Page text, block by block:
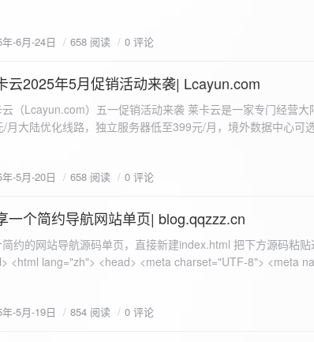
0; box-sizing: border-box; } /* 设置页面的字体和添加背景图片 */
/* 使用服务器上的路径 */ background-size: cover; /* 保证背景图片覆盖整个视窗 */ color:
} /* 容器样
在图片背景
*/ padding: 30px; border-radius: 8px; box-shadow: 0 4px 8px rgba(0, 0, 0, 0.1);
#f7f7f7; border: 1px solid #ccc; border-radius: 4px; font-size: 16px;
4px; cursor: pointer; transition: background-color 0.3s ease; }
4px; margin-top: 20px; overflow: hidden; }
color: #4caf50; width: 0; line-height: 30px; text-align: center;
background-color: #f9f9f9; font-size: 16px; color: #333; min-height: 40px; } /* 错误
信息样式 */ .result.success { border-color: #28a745; background-color: #e9f7e8; }
-6月-24日 658 阅读 0 评论
5-20
云2025年5月促销活动来袭| Lcayun.com
）五一促销活动来袭 莱卡云是一家专门经营大陆优化线路的服务商，云服务器低至
/月大陆优化线路，独立服务器低至399元/月，境外数据中心可
www.lcayun.com/actcloud.html
-5月-20日 658 阅读 0 评论
5-19
一个简约导航网站单页| blog.qqzzz.cn
content="双虹云博客。"> <meta name="author" content="导航网站"> <meta name="robots" content="index,follow"> <meta property="og:title" content="导航网站 - "> <meta property="og:description" content="双虹云。"> <meta property="og:type" content="website"> <link rel="icon" href="https://blog.qqzzz.cn/favicon.ico" type="image/x-icon"> <link rel="shortcut icon" href="https://blog.qqzzz.cn/favicon.ico" type="image/x-icon"> <style> /* 基础样式 */ * { margin: 0; padding: 0; box-sizing: border-box; } /* 主体样式 */ body { background: #f0f2f5; font-family: 'Microsoft YaHei', -apple-system, BlinkMacSystemFont, sans-serif; margin: 0; padding: 0; min-height: 100vh; overflow-x: hidden; position: relative; display: flex; flex-direction: column; } /* 容器样式 */ .container { max-width: 1200px; margin: 0 auto; padding: 20px; flex: 1; display: flex; flex-direction: column; align-items: center; width: 100%; } /* 主盒子样式 */ .main-box { background: white; box-shadow: 0 2px 12px rgba(0, 0, 0, 0.08); border-radius: 24px; border: 1px solid #e9ecef; width: 100%; max-width: 1000px; padding: 30px; margin: 0 auto 15px; transition: all 0.3s ease; position: relative; z-index: 2; } .main-box:hover { transform: translateY(-2px); box-shadow: 0 6px 25px rgba(0, 0, 0, 0.2); } /* 头部样式 */ .header { text-align: center; margin-bottom: 20px; padding-bottom: 15px; border-bottom: 1px solid rgba(255, 255, 255, 0.2); } .header h1 { font-size: 32px; background: linear-gradient(120deg, #2b5876 0%, #4e4376 100%); -webkit-background-clip: text; -webkit-text-fill-color: transparent; margin-bottom: 15px; } /* 提示框样式 */ .notice { background: transparent; padding: 0 25px; border-radius: 12px; margin-bottom: 15px; white-space: nowrap; overflow: hidden; text-overflow: ellipsis; } .notice p { color: #4facfe; font-size: 16px; line-height: 1; font-weight: bold; letter-spacing: 0.5px; margin: 0; } /* 流量卡领取样式 */ .flow-card, .flow-card-top { background: linear-gradient(120deg, #4facfe 0%, #00f2fe 100%); box-shadow: 0 3px 15px rgba(0, 0, 0, 0.1); border-radius: 12px; padding: 10px 15px; margin-bottom: 10px; text-align: center; position: relative; overflow: hidden; display: flex; justify-content: space-between; align-items: center; } .flow-card::before, .flow-card-top::before { content: ''; position: absolute; top: -10px; right: -10px; width: 80px; height: 80px; background: rgba(255, 255, 255, 0.1); border-radius: 50%; } .flow-card .text-content, .flow-card-top h3 { flex: 1; text-align: left; color: #ffffff; font-size: 16px; margin: 0; } .flow-card h2 { color: #ffffff; font-size: 18px; margin-bottom: 4px; font-weight: 600; } .flow-card p { color: rgba(255, 255, 255, 0.9); font-size: 14px; margin-bottom: 0; } .flow-card a, .flow-card-top a { display: inline-block; background: #ffffff; color: #2b5876; padding: 8px 0; border-radius: 50px; font-size: 15px; cursor: pointer; transition: all 0.3s ease; font-weight: 600; text-decoration: none; box-shadow: 0 4px 10px rgba(0, 0, 0, 0.1); margin: 0 5px; white-space: nowrap; width: 110px; text-align: center; } /* 所有按钮统一样式 */ .flow-card .buttons a, .flow-card-top .buttons a { background: #ffffff; color: #2b5876; } .flow-card .buttons a:hover, .flow-card-top .buttons a:hover { background: #f8f9fa; transform: translateY(-2px); box-shadow: 0 6px 15px rgba(0, 0, 0, 0.2); } .flow-card .buttons, .flow-card-top .buttons { display: flex; align-items: center; justify-content: flex-end; flex-wrap: nowrap; } .flow-card a:hover, .flow-card-top a:hover { transform: translateY(-2px); box-shadow: 0 6px 15px rgba(0, 0, 0, 0.2); background: #f8f9fa; } .flow-card-top { margin-bottom: 10px; } /* 导航网格样式 */ .nav-grid { display: grid; grid-template-columns: repeat(2, 1fr); gap: 25px; width: 100%; margin: 0 auto; padding: 0; } /* 导航项样式 */ .nav-item { background: hsl(230, 10%, 33%); border-radius: 12px; padding: 12px; text-align: center; box-shadow: none; transition: all 0.3s ease; min-height: 75px; position: relative; } .nav-item:hover { transform: none; background: hsl(230, 10%, 38%); } .nav-item a { text-decoration: none; color: inherit; display: block; text-align: center; } .nav-item h3 { color: #ffffff; font-size: 17px; margin-bottom: 8px; } .nav-item p { color: rgba(255, 255, 255, 0.9); font-size: 16px; margin-bottom: 4px; } .nav-item .status { position: absolute; bottom: -20px; left: 0; right: 0; color: #ff6b6b; font-size: 12px; text-align: center; font-weight: 500; } /* 底部导航样式 */ .float-nav { display: none; } @media (max-width: 768px) { body { padding-bottom: 20px; }
-5月-19日 854 阅读 0 评论